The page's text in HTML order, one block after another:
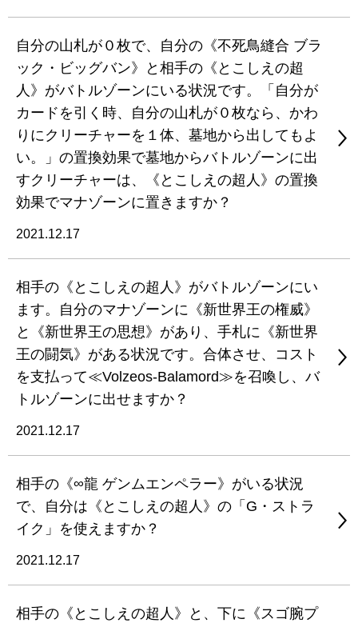
自分の山札が０枚で、自分の《不死鳥縫合 ブラ
ック・ビッグバン》と相手の《とこしえの超
人》がバトルゾーンにいる状況です。「自分が
カードを引く時、自分の山札が０枚なら、かわ
りにクリーチャーを１体、墓地から出してもよ
い。」の置換効果で墓地からバトルゾーンに出
すクリーチャーは、《とこしえの超人》の置換
効果でマナゾーンに置きますか？
2021.12.17
相手の《とこしえの超人》がバトルゾーンにい
ます。自分のマナゾーンに《新世界王の権威》
と《新世界王の思想》があり、手札に《新世界
王の闘気》がある状況です。合体させ、コスト
を支払って≪Volzeos-Balamord≫を召喚し、バ
トルゾーンに出せますか？
2021.12.17
相手の《∞龍 ゲンムエンペラー》がいる状況
で、自分は《とこしえの超人》の「G・ストラ
イク」を使えますか？
2021.12.17
相手の《とこしえの超人》と、下に《スゴ腕プ